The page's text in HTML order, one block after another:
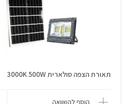
תאורת הצפה סולארית 3000K 500W
הוסף להשוואה